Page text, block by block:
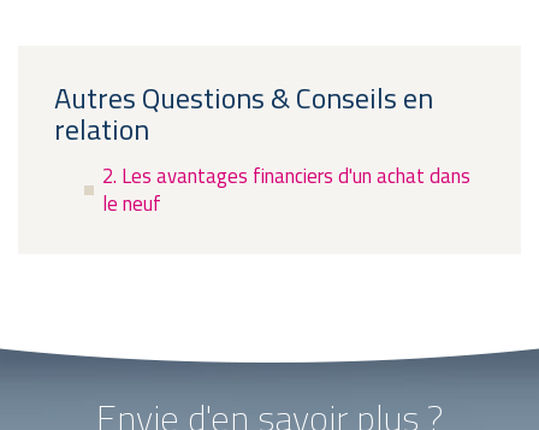
Autres Questions & Conseils en
relation
2. Les avantages financiers d'un achat dans
le neuf
Envie d'en savoir plus ?